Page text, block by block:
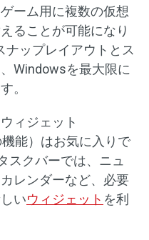
ーム用に複数の仮想
ることが可能になり
ナップレイアウトとス
Windowsを最大限に
。
ウィジェット
機能）はお気に入りで
スクバーでは、ニュ
レンダーなど、必要
いウィジェット を利